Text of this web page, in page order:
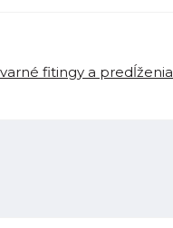
fitingy a predĺženia